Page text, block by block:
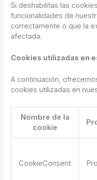
Si deshabilitas las
funcionalidades de
correctamente o que la
afectada.
Cookies utilizadas en
A continuación,
cookies utilizadas en
Nombre de la
cookie
CookieConsent